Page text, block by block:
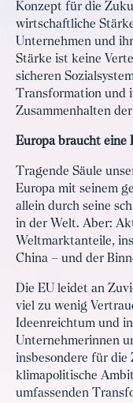
Konzept für die
wirtschaftliche
Unternehmen und
Stärke ist keine
sicheren
Transformation und
Zusammenhalten
Europa braucht eine
Tragende Säule
Europa mit seinem
allein durch seine
in der Welt. Aber:
Weltmarktanteile,
China – und der
Die EU leidet an
viel zu wenig
Ideenreichtum und
Unternehmerinnen
insbesondere für die
klimapolitische
umfassenden